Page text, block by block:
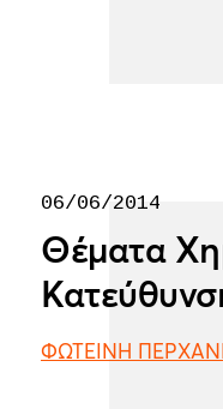
06/06/2014
Θέματα
ΦΩΤΕΙΝΗ